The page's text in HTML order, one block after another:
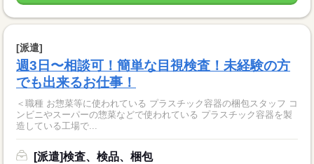
[派遣]
週3日〜相談可！簡単な目視検査！未経験の方
でも出来るお仕事！
＜職種 お惣菜等に使われている プラスチック容器の梱包スタッフ コ
ンビニやスーパーの惣菜などで使われている プラスチック容器を製
造している工場で...
[派遣]検査、検品、梱包